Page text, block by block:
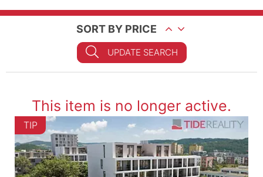
SORT BY PRICE
UPDATE SEARCH
This item is no longer active.
TIP